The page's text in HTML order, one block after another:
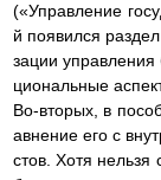
(«Управление
й появился
зации
циональные
Во-вторых, в
авнение его с
стов. Хотя нельзя